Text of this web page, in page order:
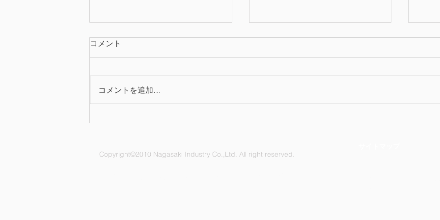
お氷代・お菓子の配布
コメント
コメントを追加…
Copyright©2010 Nagasaki Industry Co.,Ltd. All right reserved.